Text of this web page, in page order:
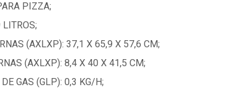
PIZZA;
(AXLXP): 37,1 X 65,9 X 57,6 CM;
(AXLXP): 8,4 X 40 X 41,5 CM;
GAS (GLP): 0,3 KG/H;